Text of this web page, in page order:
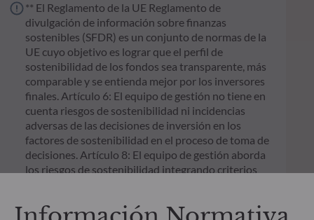
** El Reglamento de la UE Reglamento de
divulgación de información sobre finanzas
sostenibles (SFDR) es un conjunto de normas de la
UE cuyo objetivo es lograr que el perfil de
sostenibilidad de los fondos sea transparente, más
comparable y se entienda mejor por los inversores
finales. Artículo 6: El equipo de gestión no tiene en
cuenta riesgos de sostenibilidad ni incidencias
adversas de las decisiones de inversión en los
factores de sostenibilidad en el proceso de toma de
decisiones. Artículo 8: El equipo de gestión aborda
los riesgos de sostenibilidad integrando criterios
de inversión. Artículo 9: El equipo de gestión